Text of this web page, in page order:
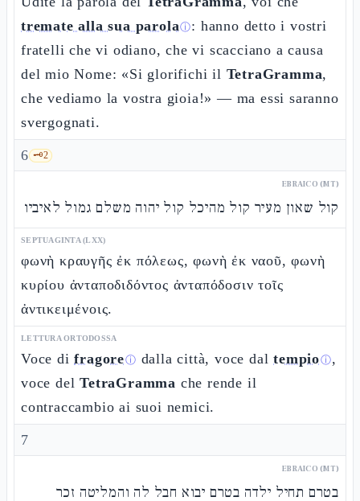
tremate alla sua parolaⓘ: hanno detto i vostri
fratelli che vi odiano, che vi scacciano a causa
del mio Nome: «Si glorifichi il TetraGramma,
che vediamo la vostra gioia!» — ma essi saranno
svergognati.
6 🗝️2
EBRAICO (MT)
קול שאון מעיר קול מהיכל קול יהוה משלם גמול לאיביו
SEPTUAGINTA (LXX)
φωνὴ κραυγῆς ἐκ πόλεως, φωνὴ ἐκ ναοῦ, φωνὴ
κυρίου ἀνταποδιδόντος ἀνταπόδοσιν τοῖς
ἀντικειμένοις.
LETTURA ORTODOSSA
Voce difragoreⓘ dalla città, voce daltempioⓘ,
voce delTetraGramma che rende il
contraccambio ai suoi nemici.
7
EBRAICO (MT)
בטרם תחיל ילדה בטרם יבוא חבל לה והמליטה זכר